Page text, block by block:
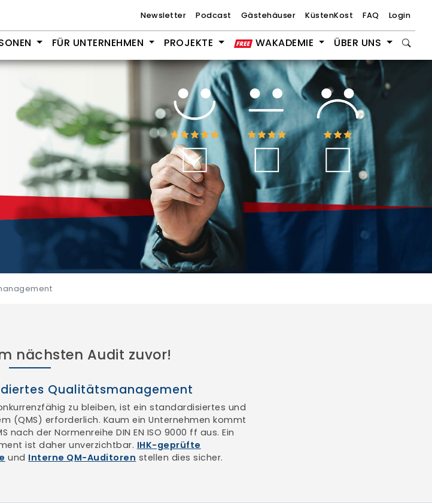
Newsletter Podcast Gästehäuser KüstenKost FAQ Login
FÜR UNTERNEHMEN PROJEKTE WAKADEMIE ÜBER UNS
nächsten Audit zuvor!
Qualitätsmanagement
zu bleiben, ist ein standardisiertes und
(QMS) erforderlich. Kaum ein Unternehmen kommt
nach der Normenreihe DIN EN ISO 9000 ff aus. Ein
ist daher unverzichtbar. IHK-geprüfte
und Interne QM-Auditoren stellen dies sicher.